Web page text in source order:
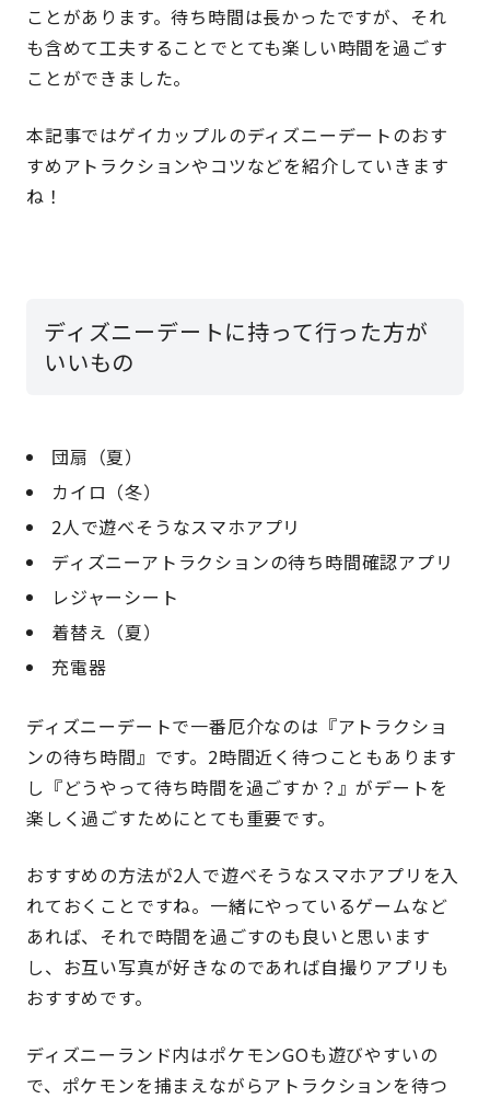
ことがあります。待ち時間は長かったですが、それ
も含めて工夫することでとても楽しい時間を過ごす
ことができました。
本記事ではゲイカップルのディズニーデートのおす
すめアトラクションやコツなどを紹介していきます
ね！
ディズニーデートに持って行った方が
いいもの
団扇（夏）
カイロ（冬）
2人で遊べそうなスマホアプリ
ディズニーアトラクションの待ち時間確認アプリ
レジャーシート
着替え（夏）
充電器
ディズニーデートで一番厄介なのは『アトラクショ
ンの待ち時間』です。2時間近く待つこともあります
し『どうやって待ち時間を過ごすか？』がデートを
楽しく過ごすためにとても重要です。
おすすめの方法が2人で遊べそうなスマホアプリを入
れておくことですね。一緒にやっているゲームなど
あれば、それで時間を過ごすのも良いと思います
し、お互い写真が好きなのであれば自撮りアプリも
おすすめです。
ディズニーランド内はポケモンGOも遊びやすいの
で、ポケモンを捕まえながらアトラクションを待つ